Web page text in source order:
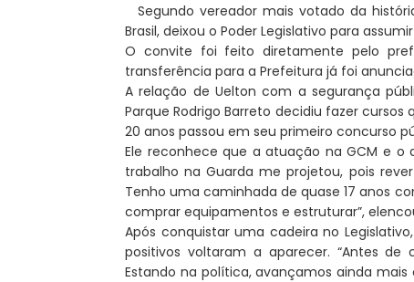
Segundo vereador mais votado da
Brasil, deixou o Poder Legislativo para
O convite foi feito diretamente pelo
transferência para a Prefeitura já foi
A relação de Uelton com a segurança
Parque Rodrigo Barreto decidiu fazer
20 anos passou em seu primeiro concurso
Ele reconhece que a atuação na GCM e o
trabalho na Guarda me projetou, pois
Tenho uma caminhada de quase 17 anos
comprar equipamentos e estruturar”,
Após conquistar uma cadeira no
positivos voltaram a aparecer. “Antes
Estando na política, avançamos ainda